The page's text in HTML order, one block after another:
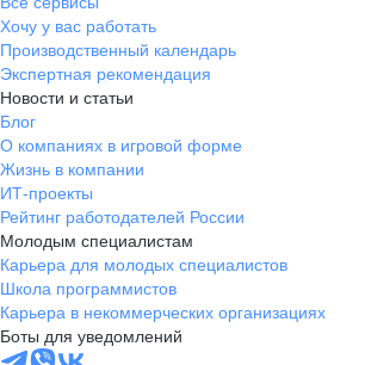
Хочу у вас работать
Производственный календарь
Экспертная рекомендация
Новости и статьи
Блог
О компаниях в игровой форме
Жизнь в компании
ИТ-проекты
Рейтинг работодателей России
Молодым специалистам
Карьера для молодых специалистов
Школа программистов
Карьера в некоммерческих организациях
Боты для уведомлений